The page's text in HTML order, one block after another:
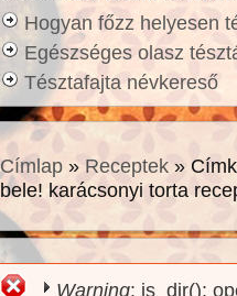
Hogyan főzz helyesen
Egészséges olasz
Tésztafajta névkereső
Címlap » Receptek »
bele! karácsonyi torta
Warning: is_dir():